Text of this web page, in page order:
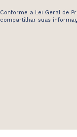
Conforme a Lei Geral de
compartilhar suas